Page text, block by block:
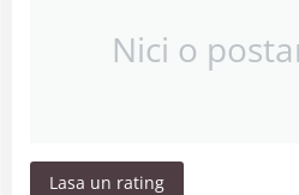
Nici o
Lasa un rating